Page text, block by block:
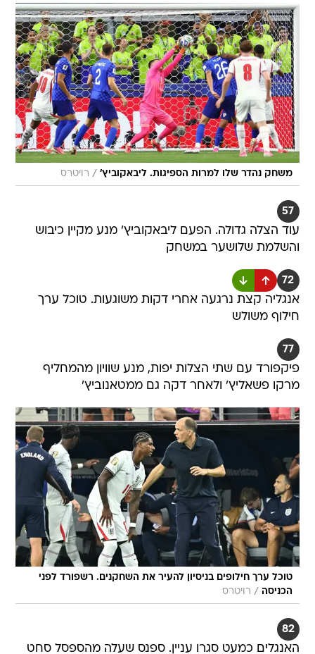
משחק נהדר שלו למרות הספיגות. ליבאקוביץ' / רויטרס
57
עוד הצלה גדולה. הפעם ליבאקוביץ' מנע מקיין כיבוש
והשלמת שלושער במשחק
72
אנגליה קצת נרגעה אחרי דקות משוגעות. טוכל ערך
חילוף משולש
77
פיקפורד עם שתי הצלות יפות, מנע שוויון מהמחליף
מרקו פשאליץ' ולאחר דקה גם ממטאנוביץ'
טוכל ערך חילופים בניסיון להעיר את השחקנים. רשפורד לפני
הכניסה / רויטרס
82
האנגלים כמעט סגרו עניין. ספנס שעלה מהספסל סחט